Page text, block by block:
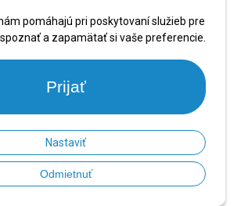
pomáhajú pri poskytovaní služieb pre
a zapamätať si vaše preferencie.
Prijať
Nastaviť
Odmietnuť
• NextShop & e-shop Pohoda Connector NextCom